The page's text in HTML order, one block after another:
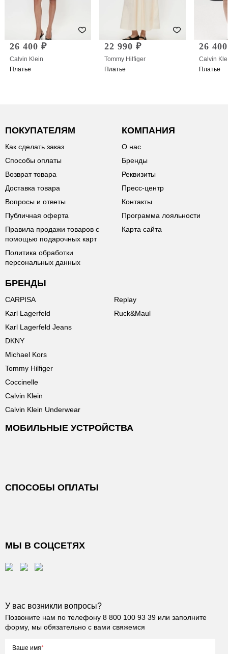
26 400 ₽
Calvin Klein
Платье
22 990 ₽
Tommy Hilfiger
Платье
26
Calvin
Платье
ПОКУПАТЕЛЯМ
Как сделать заказ
Способы оплаты
Возврат товара
Доставка товара
Вопросы и ответы
Публичная оферта
Правила продажи товаров с
помощью подарочных карт
Политика обработки
персональных данных
КОМПАНИЯ
О нас
Бренды
Реквизиты
Пресс-центр
Контакты
Программа лояльности
Карта сайта
БРЕНДЫ
CARPISA
Karl Lagerfeld
Karl Lagerfeld Jeans
DKNY
Michael Kors
Tommy Hilfiger
Coccinelle
Calvin Klein
Calvin Klein Underwear
Replay
Ruck&Maul
МОБИЛЬНЫЕ УСТРОЙСТВА
СПОСОБЫ ОПЛАТЫ
МЫ В СОЦСЕТЯХ
У вас возникли вопросы?
Позвоните нам по телефону 8 800 100 93 39 или заполните
форму, мы обязательно с вами свяжемся
Ваше имя